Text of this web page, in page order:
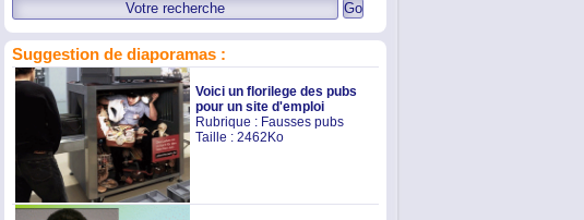
Suggestion de diaporamas :
Voici un florilege des pubs
pour un site d'emploi
Rubrique : Fausses pubs
Taille : 2462Ko